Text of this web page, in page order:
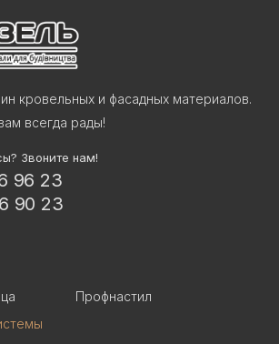
кровельных и фасадных материалов.
всегда рады!
Звоните нам!
96 23
90 23
Профнастил